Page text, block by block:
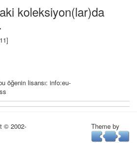
koleksiyon(lar)da
öğenin lisansı: info:eu-
© 2002-
Theme by